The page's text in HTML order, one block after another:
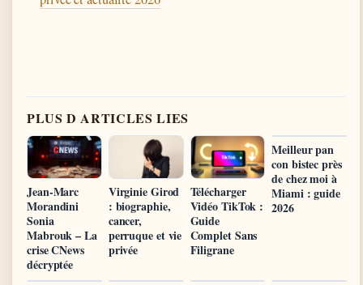
PLUS D ARTICLES LIES
Jean-Marc
Morandini
Sonia
Mabrouk – La
crise CNews
décryptée
Virginie Girod
: biographie,
cancer,
perruque et vie
privée
Télécharger
Vidéo TikTok :
Guide
Complet Sans
Filigrane
Meilleur pan
con bistec près
de chez moi à
Miami : guide
2026